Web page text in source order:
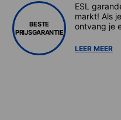
BESTE
PRIJSGARANTIE
ESL
markt! Als
ontvang je
LEER MEER